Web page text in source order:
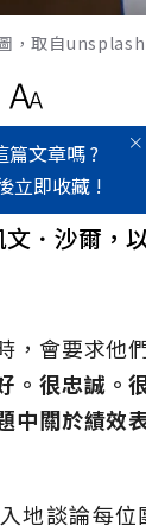
，取自unsplash
篇文章嗎 ?
立即收藏 !
司裡，真
員工可能
．沙爾，
，會要求他
。很忠誠。
中關於績
地談論每